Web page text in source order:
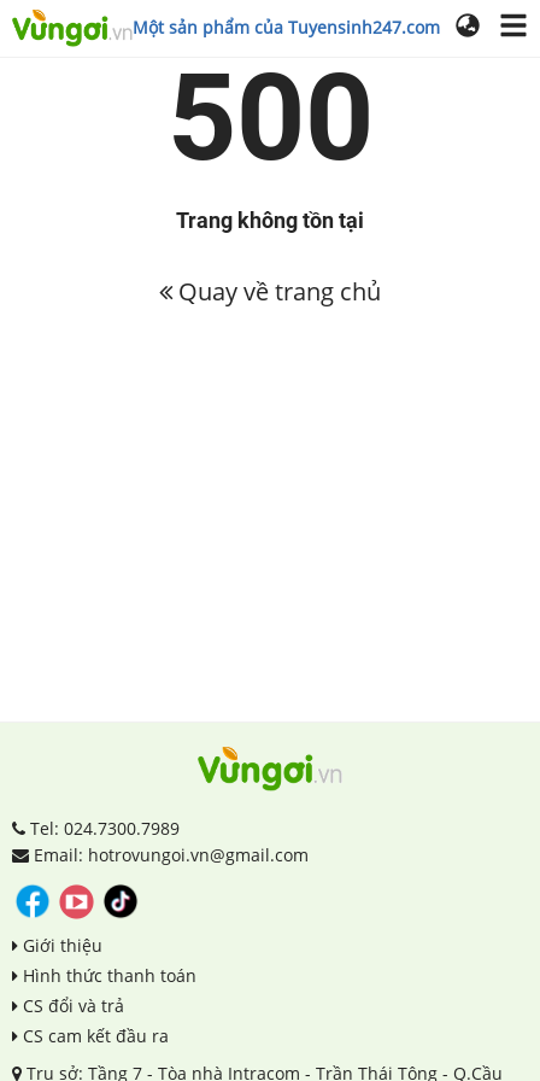
Một sản phẩm của Tuyensinh247.com
500
Trang không tồn tại
Quay về trang chủ
Tel: 024.7300.7989
Email: hotrovungoi.vn@gmail.com
Giới thiệu
Hình thức thanh toán
CS đổi và trả
CS cam kết đầu ra
Trụ sở: Tầng 7 - Tòa nhà Intracom - Trần Thái Tông - Q.Cầu